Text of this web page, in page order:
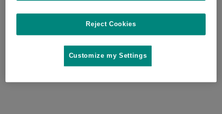
Reject Cookies
Customize my Settings